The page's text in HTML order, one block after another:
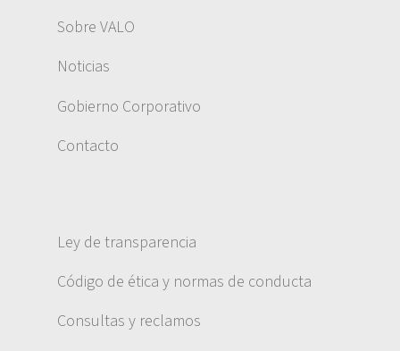
Sobre VALO
Noticias
Gobierno Corporativo
Contacto
Ley de transparencia
Código de ética y normas de conducta
Consultas y reclamos